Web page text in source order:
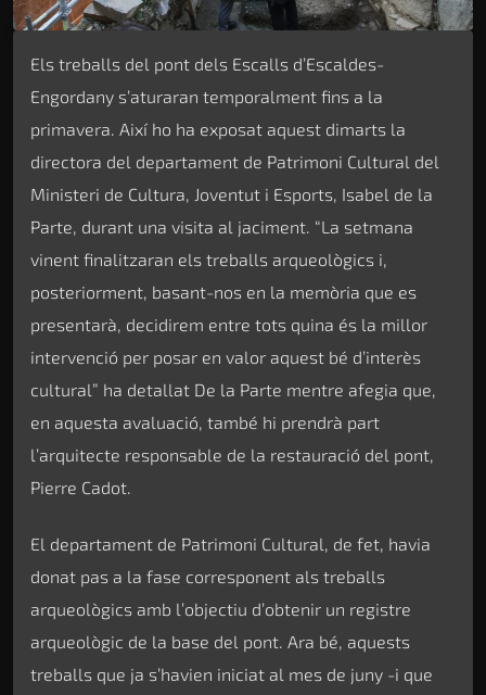
Els treballs del pont dels Escalls d’Escaldes-
Engordany s’aturaran temporalment fins a la
primavera. Així ho ha exposat aquest dimarts la
directora del departament de Patrimoni Cultural del
Ministeri de Cultura, Joventut i Esports, Isabel de la
Parte, durant una visita al jaciment. “La setmana
vinent finalitzaran els treballs arqueològics i,
posteriorment, basant-nos en la memòria que es
presentarà, decidirem entre tots quina és la millor
intervenció per posar en valor aquest bé d’interès
cultural” ha detallat De la Parte mentre afegia que,
en aquesta avaluació, també hi prendrà part
l’arquitecte responsable de la restauració del pont,
Pierre Cadot.
El departament de Patrimoni Cultural, de fet, havia
donat pas a la fase corresponent als treballs
arqueològics amb l’objectiu d’obtenir un registre
arqueològic de la base del pont. Ara bé, aquests
treballs que ja s’havien iniciat al mes de juny -i que